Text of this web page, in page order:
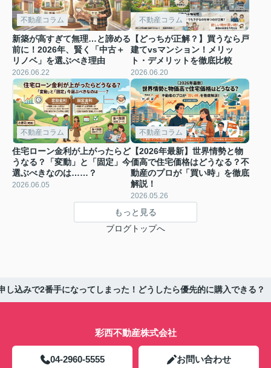
不動産コラム
新築が高すぎて無理…と諦める
前に！2026年、賢く「中古＋
リノベ」を選ぶべき理由
2026.06.22
不動産コラム
【どっちが正解？】買うなら戸
建てvsマンション！メリッ
ト・デメリットを徹底比較
2026.06.20
不動産コラム
住宅ローン金利が上がったらど
うなる？「変動」と「固定」今
選ぶべきなのは……？
2026.06.05
不動産コラム
【2026年最新】世界情勢と物
価高で住宅価格はどうなる？不
動産のプロが「買い時」を徹底
解説！
2026.05.26
もっと見る
ブログトップへ
し込みで2番手になってしまった！どうしたら優先的に購入できる？
彩西不動産株式会社
04-2960-5555 お問い合わせ